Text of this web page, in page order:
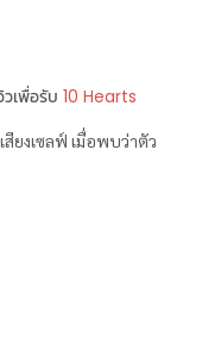
วเพื่อรับ 10 Hearts
ยงเซลฟ์ เมื่อพบว่าตัว